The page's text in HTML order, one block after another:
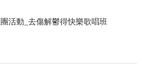
活動_去傷解鬱得快樂歌唱班